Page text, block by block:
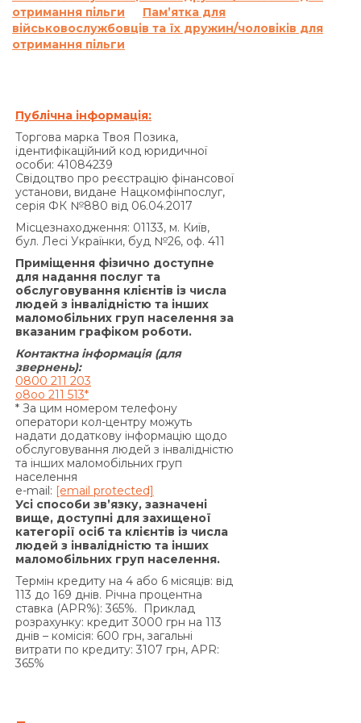
відповідно до цього пункту Договору на суму
заборгованості, яка є меншою ніж 100 (сто)
гривень 00 копійок.
порушення виконання зобов’язань на підставі
Договору, не може перевищувати половини
суми Кредиту, одержаної Позичальником від
Кредитодавця за Договором, і не може бути
збільшена за домовленістю Сторін.»
За договором про надання кредиту по
продукту «Кредит 4/6 місяців»:
«У разі прострочення виконання
Позичальником грошового зобов’язання зі
сплати процентів за користування Кредитом та/
або Комісії за видачу Кредиту (якщо умови
Договору передбачають сплату комісії за
видачу Кредиту) та/або Комісії за видачу у
Кредит додаткових грошових коштів (якщо
умови додаткової угоди до Договору
передбачають сплату комісії за видачу у Кредит
додаткових грошових коштів) та/або суми
Кредиту у визначені цим Договором терміни,
на підставі положень частини 2 статті 625
Цивільного кодексу України Кредитодавець
має право вимагати, а Позичальник
зобов’язаний сплатити Кредитодавцю суму
заборгованості з урахуванням 3700 (три тисячі
сімсот) процентів річних від простроченої суми
заборгованості. Проценти річних, зазначені в
цьому пункті вище, нараховуються за кожен
день прострочення на суму заборгованості, що
включає прострочені проценти за користування
Кредитом та/або суму простроченої Комісії за
отримання пільги
Пам’ятка для
військовослужбовців та їх дружин/чоловіків для
отримання пільги
Публічна інформація:
Торгова марка Твоя Позика,
ідентифікаційний код юридичної
особи: 41084239
Свідоцтво про реєстрацію фінансової
установи, видане Нацкомфінпослуг,
серія ФК №880 від 06.04.2017
Місцезнаходження: 01133, м. Київ,
бул. Лесі Українки, буд №26, оф. 411
Приміщення фізично доступне
для надання послуг та
обслуговування клієнтів із числа
людей з інвалідністю та інших
маломобільних груп населення за
вказаним графіком роботи.
Контактна інформація (для
звернень):
0800 211 203
o8oo 211 513*
* За цим номером телефону
оператори кол-центру можуть
надати додаткову інформацію щодо
обслуговування людей з інвалідністю
та інших маломобільних груп
населення
e-mail: [email protected]
Усі способи зв’язку, зазначені
вище, доступні для захищеної
категорії осіб та клієнтів із числа
людей з інвалідністю та інших
маломобільних груп населення.
Термін кредиту на 4 або 6 місяців: від
113 до 169 днів. Річна процентна
ставка (APR%): 365%. Приклад
розрахунку: кредит 3000 грн на 113
днів – комісія: 600 грн, загальні
витрати по кредиту: 3107 грн, APR:
365%